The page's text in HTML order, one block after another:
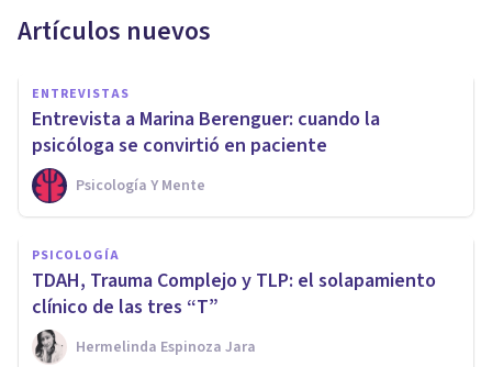
Artículos nuevos
ENTREVISTAS
Entrevista a Marina Berenguer: cuando la
psicóloga se convirtió en paciente
Psicología Y Mente
PSICOLOGÍA
TDAH, Trauma Complejo y TLP: el solapamiento
clínico de las tres “T”
Hermelinda Espinoza Jara